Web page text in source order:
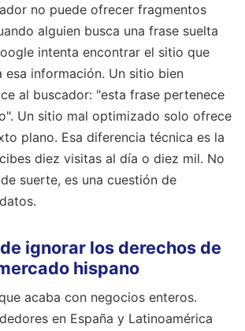
no puede ofrecer fragmentos
alguien busca una frase suelta
intenta encontrar el sitio que
esa información. Un sitio bien
al buscador: "esta frase pertenece
Un sitio mal optimizado solo ofrece
plano. Esa diferencia técnica es la
diez visitas al día o diez mil. No
suerte, es una cuestión de
ignorar los derechos de
hispano
acaba con negocios enteros.
en España y Latinoamérica